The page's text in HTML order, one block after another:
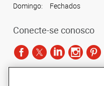
Domingo:
Fechados
Conecte-se conosco